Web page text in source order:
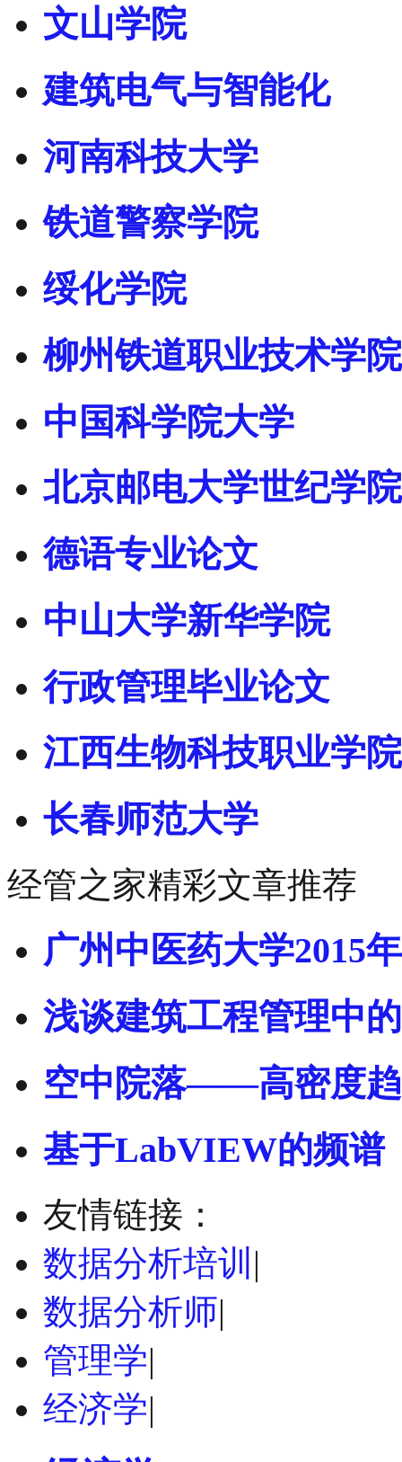
文山学院
建筑电气与智能化
河南科技大学
铁道警察学院
绥化学院
柳州铁道职业技术学院
中国科学院大学
北京邮电大学世纪学院
德语专业论文
中山大学新华学院
行政管理毕业论文
江西生物科技职业学院
长春师范大学
经管之家精彩文章推荐
广州中医药大学2015年
浅谈建筑工程管理中
空中院落——高密度
基于LabVIEW的频谱
友情链接：
数据分析培训 |
数据分析师|
管理学|
经济学|